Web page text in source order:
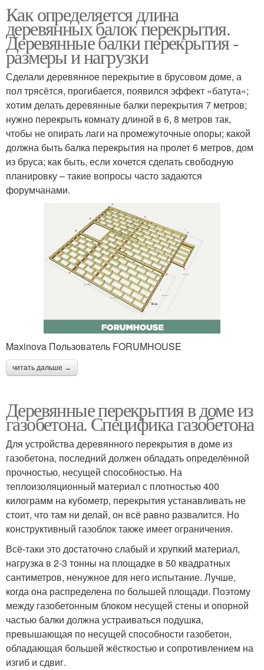
Как определяется длина
деревянных балок перекрытия.
Деревянные балки перекрытия -
размеры и нагрузки
Сделали деревянное перекрытие в брусовом доме, а
пол трясётся, прогибается, появился эффект «батута»;
хотим делать деревянные балки перекрытия 7 метров;
нужно перекрыть комнату длиной в 6, 8 метров так,
чтобы не опирать лаги на промежуточные опоры; какой
должна быть балка перекрытия на пролет 6 метров, дом
из бруса; как быть, если хочется сделать свободную
планировку – такие вопросы часто задаются
форумчанами.
Maxinova Пользователь FORUMHOUSE
читать дальше →
Деревянные перекрытия в доме из
газобетона. Специфика газобетона
Для устройства деревянного перекрытия в доме из
газобетона, последний должен обладать определённой
прочностью, несущей способностью. На
теплоизоляционный материал с плотностью 400
килограмм на кубометр, перекрытия устанавливать не
стоит, что там ни делай, он всё равно развалится. Но
конструктивный газоблок также имеет ограничения.
Всё-таки это достаточно слабый и хрупкий материал,
нагрузка в 2-3 тонны на площадке в 50 квадратных
сантиметров, ненужное для него испытание. Лучше,
когда она распределена по большей площади. Поэтому
между газобетонным блоком несущей стены и опорной
частью балки должна устраиваться подушка,
превышающая по несущей способности газобетон,
обладающая большей жёсткостью и сопротивлением на
изгиб и сдвиг.